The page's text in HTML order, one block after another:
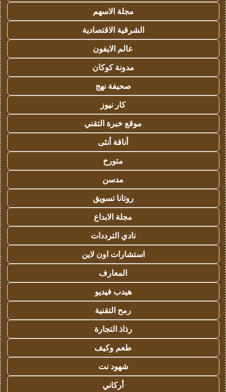
مجلة الاسهم
الشرقية الاقتصادية
عالم الايفون
مدونة كوكان
صحيفة نهج
كار نيوز
موقع خبرة التقني
أناقة أنثى
متورخ
مدسن
روتانا تسويق
مجلة الابداع
نادي الترددات
استشارات اون لاين
المعارف
هيدب فيديو
رمح التقنية
رذاذ التجارة
طعم وكيف
شهود نت
أركاني